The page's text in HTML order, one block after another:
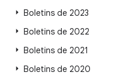
Boletins de 2023
Boletins de 2022
Boletins de 2021
Boletins de 2020